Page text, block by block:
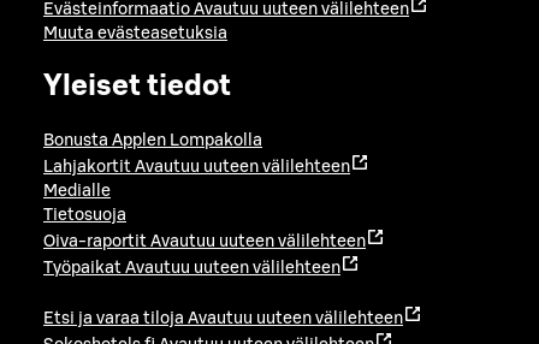
Evästeinformaatio Avautuu uuteen välilehteen
Muuta evästeasetuksia
Yleiset tiedot
Bonusta Applen Lompakolla
Lahjakortit Avautuu uuteen välilehteen
Medialle
Tietosuoja
Oiva-raportit Avautuu uuteen välilehteen
Työpaikat Avautuu uuteen välilehteen
Etsi ja varaa tiloja Avautuu uuteen välilehteen